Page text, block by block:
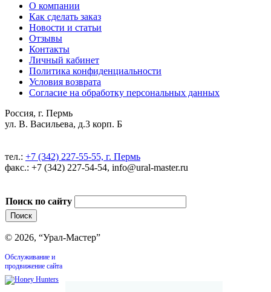
О компании
Как сделать заказ
Новости и статьи
Отзывы
Контакты
Личный кабинет
Политика конфиденциальности
Условия возврата
Согласие на обработку персональных данных
Россия, г. Пермь
ул. В. Васильева, д.3 корп. Б
тел.: +7 (342) 227-55-55, г. Пермь
факс.: +7 (342) 227-54-54, info@ural-master.ru
Поиск по сайту
© 2026, “Урал-Мастер”
Обслуживание и
продвижение сайта